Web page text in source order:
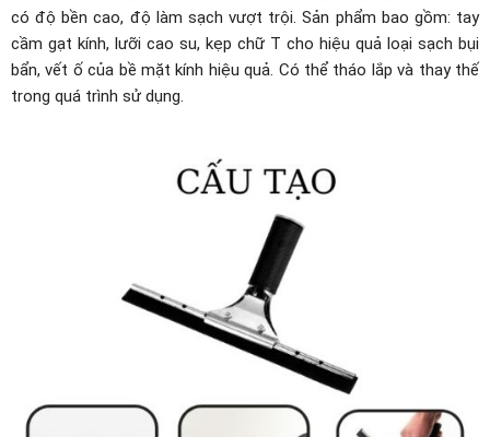
có độ bền cao, độ làm sạch vượt trội.Sản phẩm bao gồm: tay
cầm gạt kính, lưỡi cao su, kẹp chữ T cho hiệu quả loại sạch bụi
bẩn, vết ố của bề mặt kính hiệu quả. Có thể tháo lắp và thay thế
trong quá trình sử dụng.